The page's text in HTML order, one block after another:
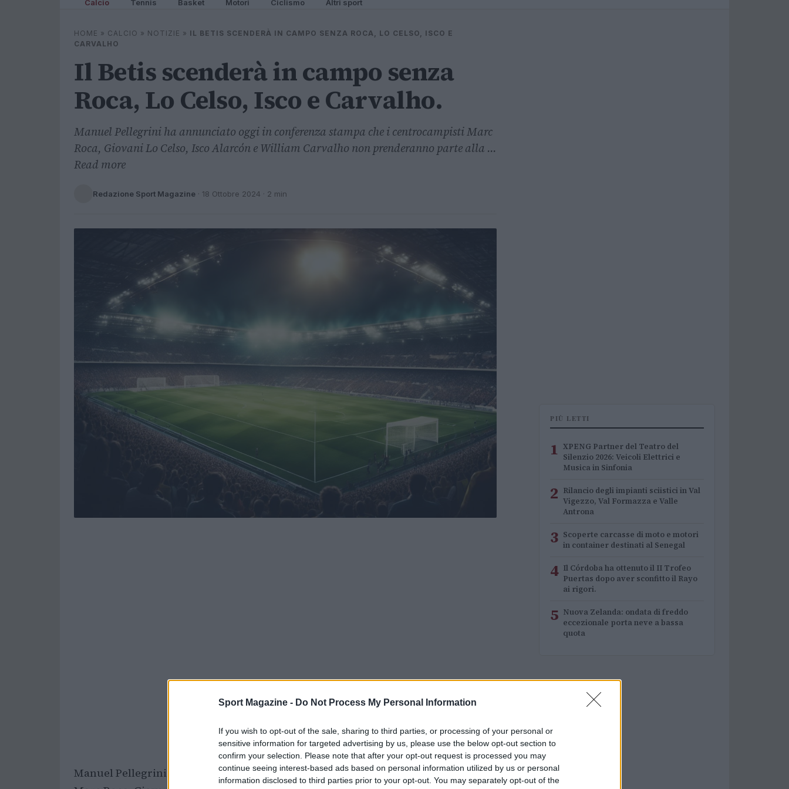
Sport Magazine - Do Not Process My Personal Information
If you wish to opt-out of the sale, sharing to third parties, or processing of your personal or
sensitive information for targeted advertising by us, please use the below opt-out section to
confirm your selection. Please note that after your opt-out request is processed you may
continue seeing interest-based ads based on personal information utilized by us or personal
information disclosed to third parties prior to your opt-out. You may separately opt-out of the
Calcio Tennis Basket Motori Ciclismo Altri sport
HOME » CALCIO » NOTIZIE » IL BETIS SCENDERÀ IN CAMPO SENZA ROCA, LO CELSO, ISCO E
CARVALHO
Il Betis scenderà in campo senza
Roca, Lo Celso, Isco e Carvalho.
Manuel Pellegrini ha annunciato oggi in conferenza stampa che i centrocampisti Marc
Roca, Giovani Lo Celso, Isco Alarcón e William Carvalho non prenderanno parte alla ...
Read more
Redazione Sport Magazine · 18 Ottobre 2024 · 2 min
Manuel Pellegrini ha annunciato oggi in conferenza stampa che i centrocampisti
PIÙ LETTI
1 XPENG Partner del Teatro del
Silenzio 2026: Veicoli Elettrici e
Musica in Sinfonia
2 Rilancio degli impianti sciistici in Val
Vigezzo, Val Formazza e Valle
Antrona
3 Scoperte carcasse di moto e motori
in container destinati al Senegal
4 Il Córdoba ha ottenuto il II Trofeo
Puertas dopo aver sconfitto il Rayo
ai rigori.
5 Nuova Zelanda: ondata di freddo
eccezionale porta neve a bassa
quota